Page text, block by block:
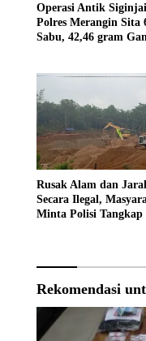
Operasi Antik
Polres Merangin Sita
Sabu, 42,46 gram
Rusak Alam dan
Secara Ilegal,
Minta Polisi Tangkap
Rekomendasi